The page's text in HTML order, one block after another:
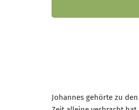
Johannes gehörte zu